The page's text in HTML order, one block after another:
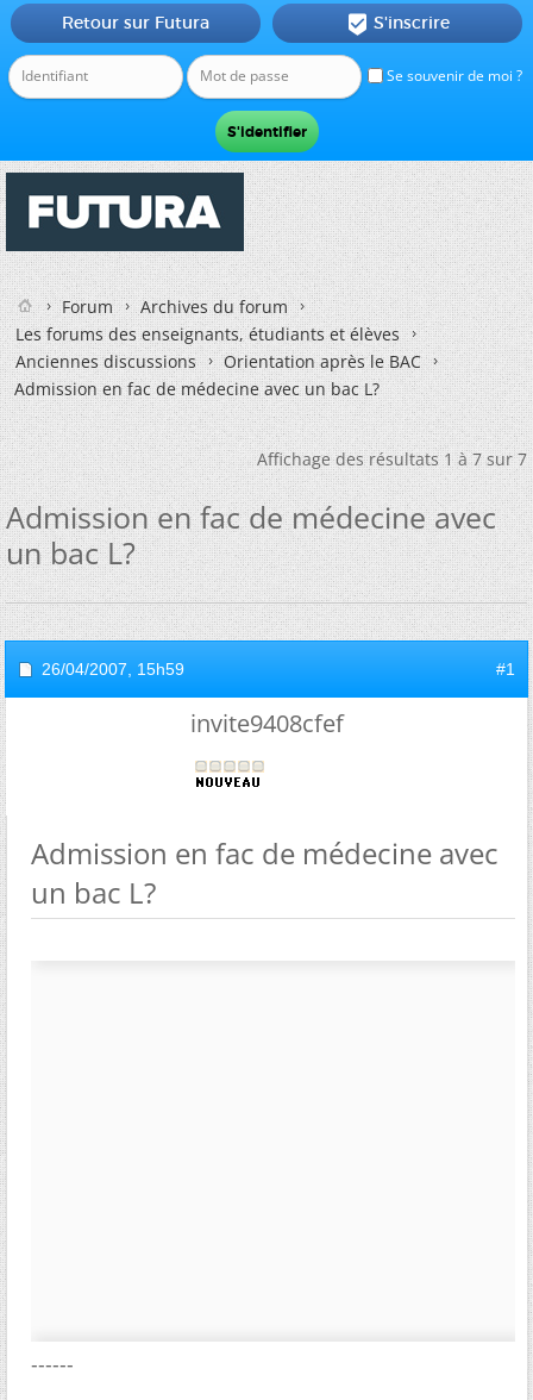
Se souvenir de moi ?
Retour sur Futura  S'inscrire
Forum
Archives du forum
Les forums des enseignants, étudiants et élèves
Anciennes discussions
Orientation après le BAC
Admission en fac de médecine avec un bac L?
Affichage des résultats 1 à 7 sur 7
Admission en fac de médecine avec
un bac L?
26/04/2007, 15h59 #1
invite9408cfef
Admission en fac de médecine avec
un bac L?
------